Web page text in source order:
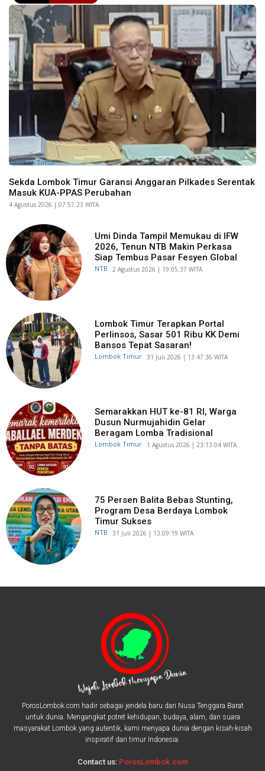
Lombok Timur
Sekda Lombok Timur Garansi Anggaran Pilkades Serentak
Masuk KUA-PPAS Perubahan
​4 Agustus 2026 | 07:57:23 WITA
Umi Dinda Tampil Memukau di IFW
2026, Tenun NTB Makin Perkasa
Siap Tembus Pasar Fesyen Global
NTB ​2 Agustus 2026 | 19:05:37 WITA
Lombok Timur Terapkan Portal
Perlinsos, Sasar 501 Ribu KK Demi
Bansos Tepat Sasaran!
Lombok Timur ​31 Juli 2026 | 13:47:36 WITA
Semarakkan HUT ke-81 RI, Warga
Dusun Nurmujahidin Gelar
Beragam Lomba Tradisional
Lombok Timur ​1 Agustus 2026 | 23:13:04 WITA
75 Persen Balita Bebas Stunting,
Program Desa Berdaya Lombok
Timur Sukses
NTB ​31 Juli 2026 | 13:09:19 WITA
PorosLombok.com hadir sebagai jendela baru dari Nusa Tenggara Barat
untuk dunia. Mengangkat potret kehidupan, budaya, alam, dan suara
masyarakat Lombok yang autentik, kami menyapa dunia dengan kisah-kisah
inspiratif dari timur Indonesia.
Contact us: PorosLombok.com